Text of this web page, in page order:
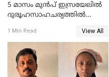
5 മാസം മുൻപ് ഇസ്രയേലിൽ
ദുരൂഹസാഹചര്യത്തിൽ
മലയാളി യുവാവിന്റെ ഭാര്യയും
മരിച്ചു
1 Min Read View All